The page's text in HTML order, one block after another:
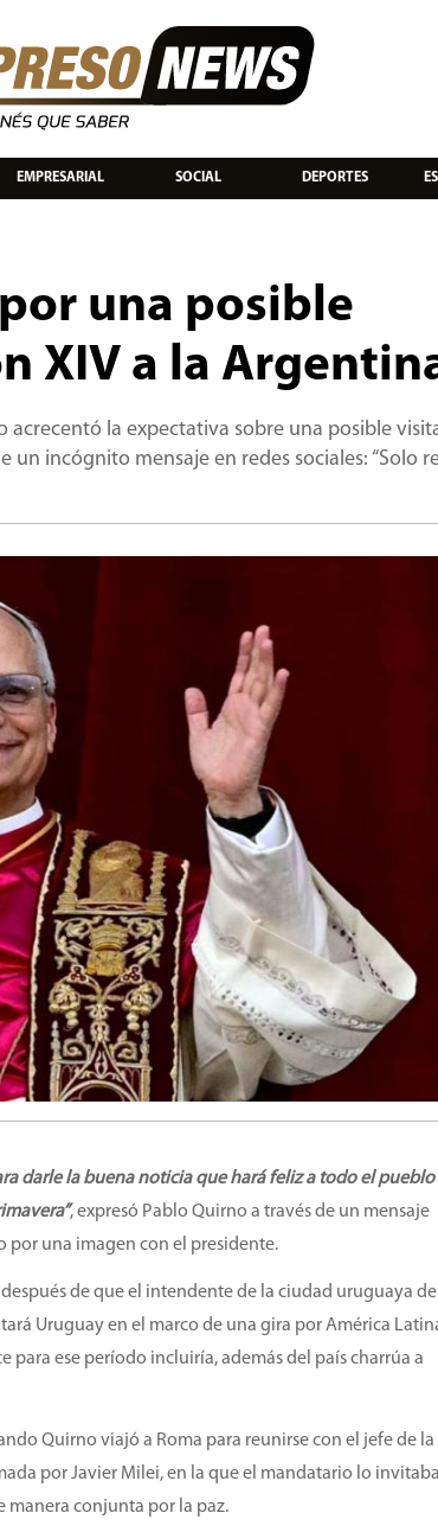
EMPRESARIAL SOCIAL DEPORTES
una posible
XIV a la
acrecentó la expectativa sobre una posible
incógnito mensaje en redes sociales: “Solo
darle la buena noticia que hará feliz a todo el pueblo
, expresó Pablo Quirno a través de un mensaje
por una imagen con el presidente.
de que el intendente de la ciudad uruguaya de
Uruguay en el marco de una gira por América
ese período incluiría, además del país charrúa a
Quirno viajó a Roma para reunirse con el jefe de la
por Javier Milei, en la que el mandatario lo
manera conjunta por la paz.